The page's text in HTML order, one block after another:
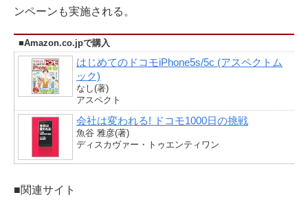
ンペーンも実施される。
■Amazon.co.jpで購入
はじめてのドコモiPhone5s/5c (アスペクトム
ック)
なし(著)
アスペクト
会社は変われる! ドコモ1000日の挑戦
魚谷 雅彦(著)
ディスカヴァー・トゥエンティワン
■関連サイト